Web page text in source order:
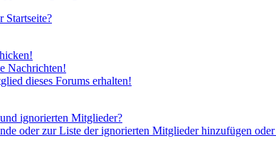
Startseite?
Nachrichten!
dieses Forums erhalten!
ignorierten Mitglieder?
oder zur Liste der ignorierten Mitglieder hinzufügen